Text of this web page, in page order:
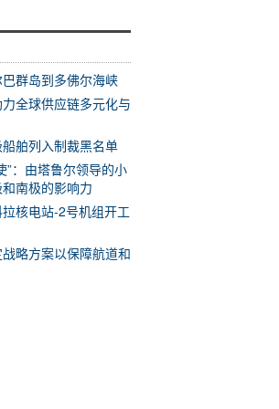
群岛到多佛尔海峡
全球供应链多元化与
舶列入制裁黑名单
”：由塔鲁尔领导的小
南极的影响力
核电站-2号机组开工
略方案以保障航道和